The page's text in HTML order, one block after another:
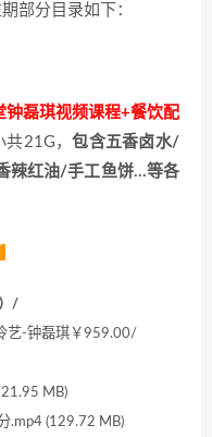
部分目录如下：
磊琪视频课程+餐饮配
共21G，包含五香卤水/
辣红油/手工鱼饼…等各
/
艺-钟磊琪￥959.00/
MB)
.mp4 (129.72 MB)